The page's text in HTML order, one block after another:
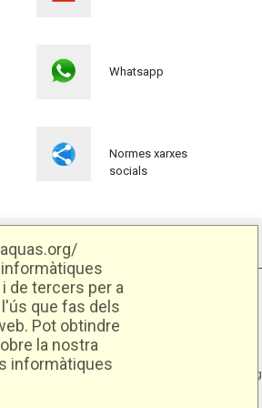
de tercers per a
que fas dels
Pot obtindre
la nostra
informàtiques
Whatsapp
Normes xarxes
socials
Creative Commons
d'Alaquàs.
88. CP: 46970 Alaquàs.dir3: L01460057
96 151 94 00 | FAX: 96 151 94 03 | info@alaquas.org